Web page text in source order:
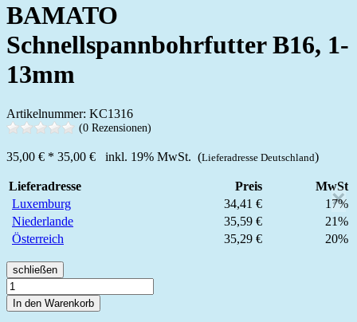
BAMATO
Schnellspannbohrfutter B16, 1-
13mm
Artikelnummer: KC1316
(0 Rezensionen)
35,00 € * 35,00 € inkl. 19% MwSt. (Lieferadresse Deutschland)
×
Lieferadresse Preis
MwSt
Luxemburg
34,41 €
17%
Niederlande
35,59 €
21%
Österreich
35,29 € 20%
schließen
In den Warenkorb